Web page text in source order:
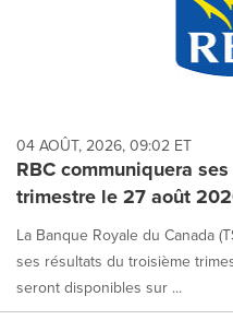
each
option
is
selected.
04 AOÛT, 2026, 09:02 ET
RBC communiquera
trimestre le 27 août
La Banque Royale du Canada
ses résultats du troisième
seront disponibles sur ...